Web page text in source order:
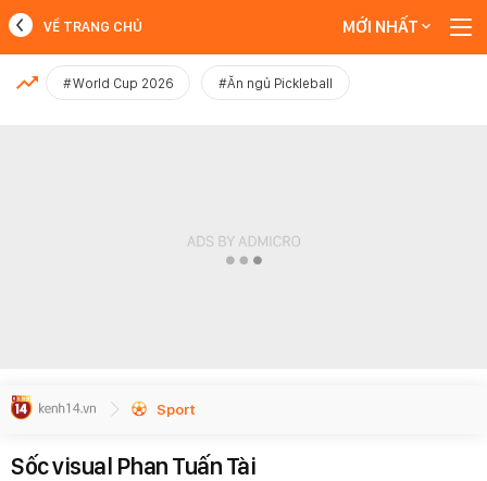
MỚI NHẤT
VỀ TRANG CHỦ MỚI NHẤT
#World Cup 2026 #Ăn ngủ Pickleball
Sport
Sốc visual Phan Tuấn Tài